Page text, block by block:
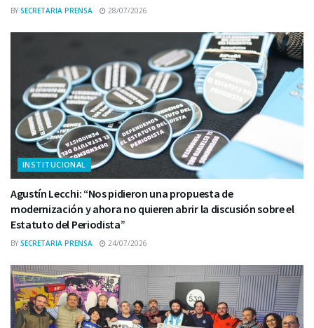
BY SECRETARIA PRENSA 28/07/2026
INSTITUCIONAL
Agustín Lecchi: “Nos pidieron una propuesta de
modernización y ahora no quieren abrir la discusión sobre el
Estatuto del Periodista”
BY SECRETARIA PRENSA 24/07/2026